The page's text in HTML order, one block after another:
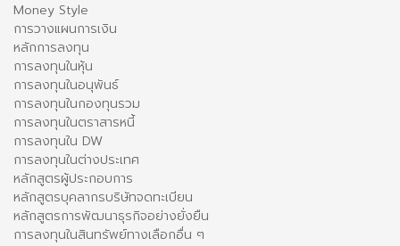
Money Style
การวางแผนการเงิน
หลักการลงทุน
การลงทุนในหุ้น
การลงทุนในอนุพันธ์
การลงทุนในกองทุนรวม
การลงทุนในตราสารหนี้
การลงทุนใน DW
การลงทุนในต่างประเทศ
หลักสูตรผู้ประกอบการ
หลักสูตรบุคลากรบริษัทจดทะเบียน
หลักสูตรการพัฒนาธุรกิจอย่างยั่งยืน
การลงทุนในสินทรัพย์ทางเลือกอื่น ๆ